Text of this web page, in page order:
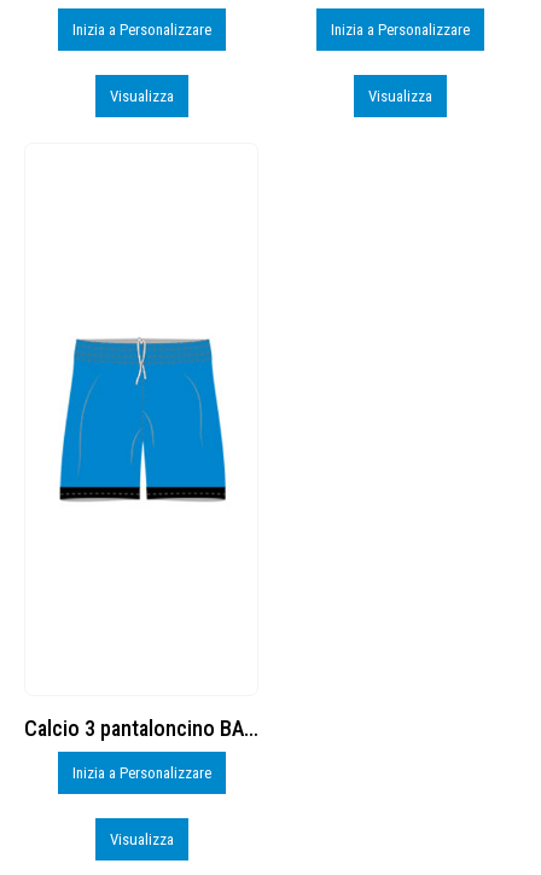
Inizia a Personalizzare
Visualizza
Inizia a Personalizzare
Visualizza
Calcio 3 pantaloncino BASIC cod. 8377878
Inizia a Personalizzare
Visualizza